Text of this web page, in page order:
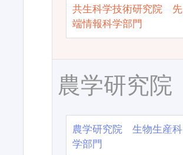
共生科学技術研究院 先
端情報科学部門
農学研究院
農学研究院 生物生産科
学部門